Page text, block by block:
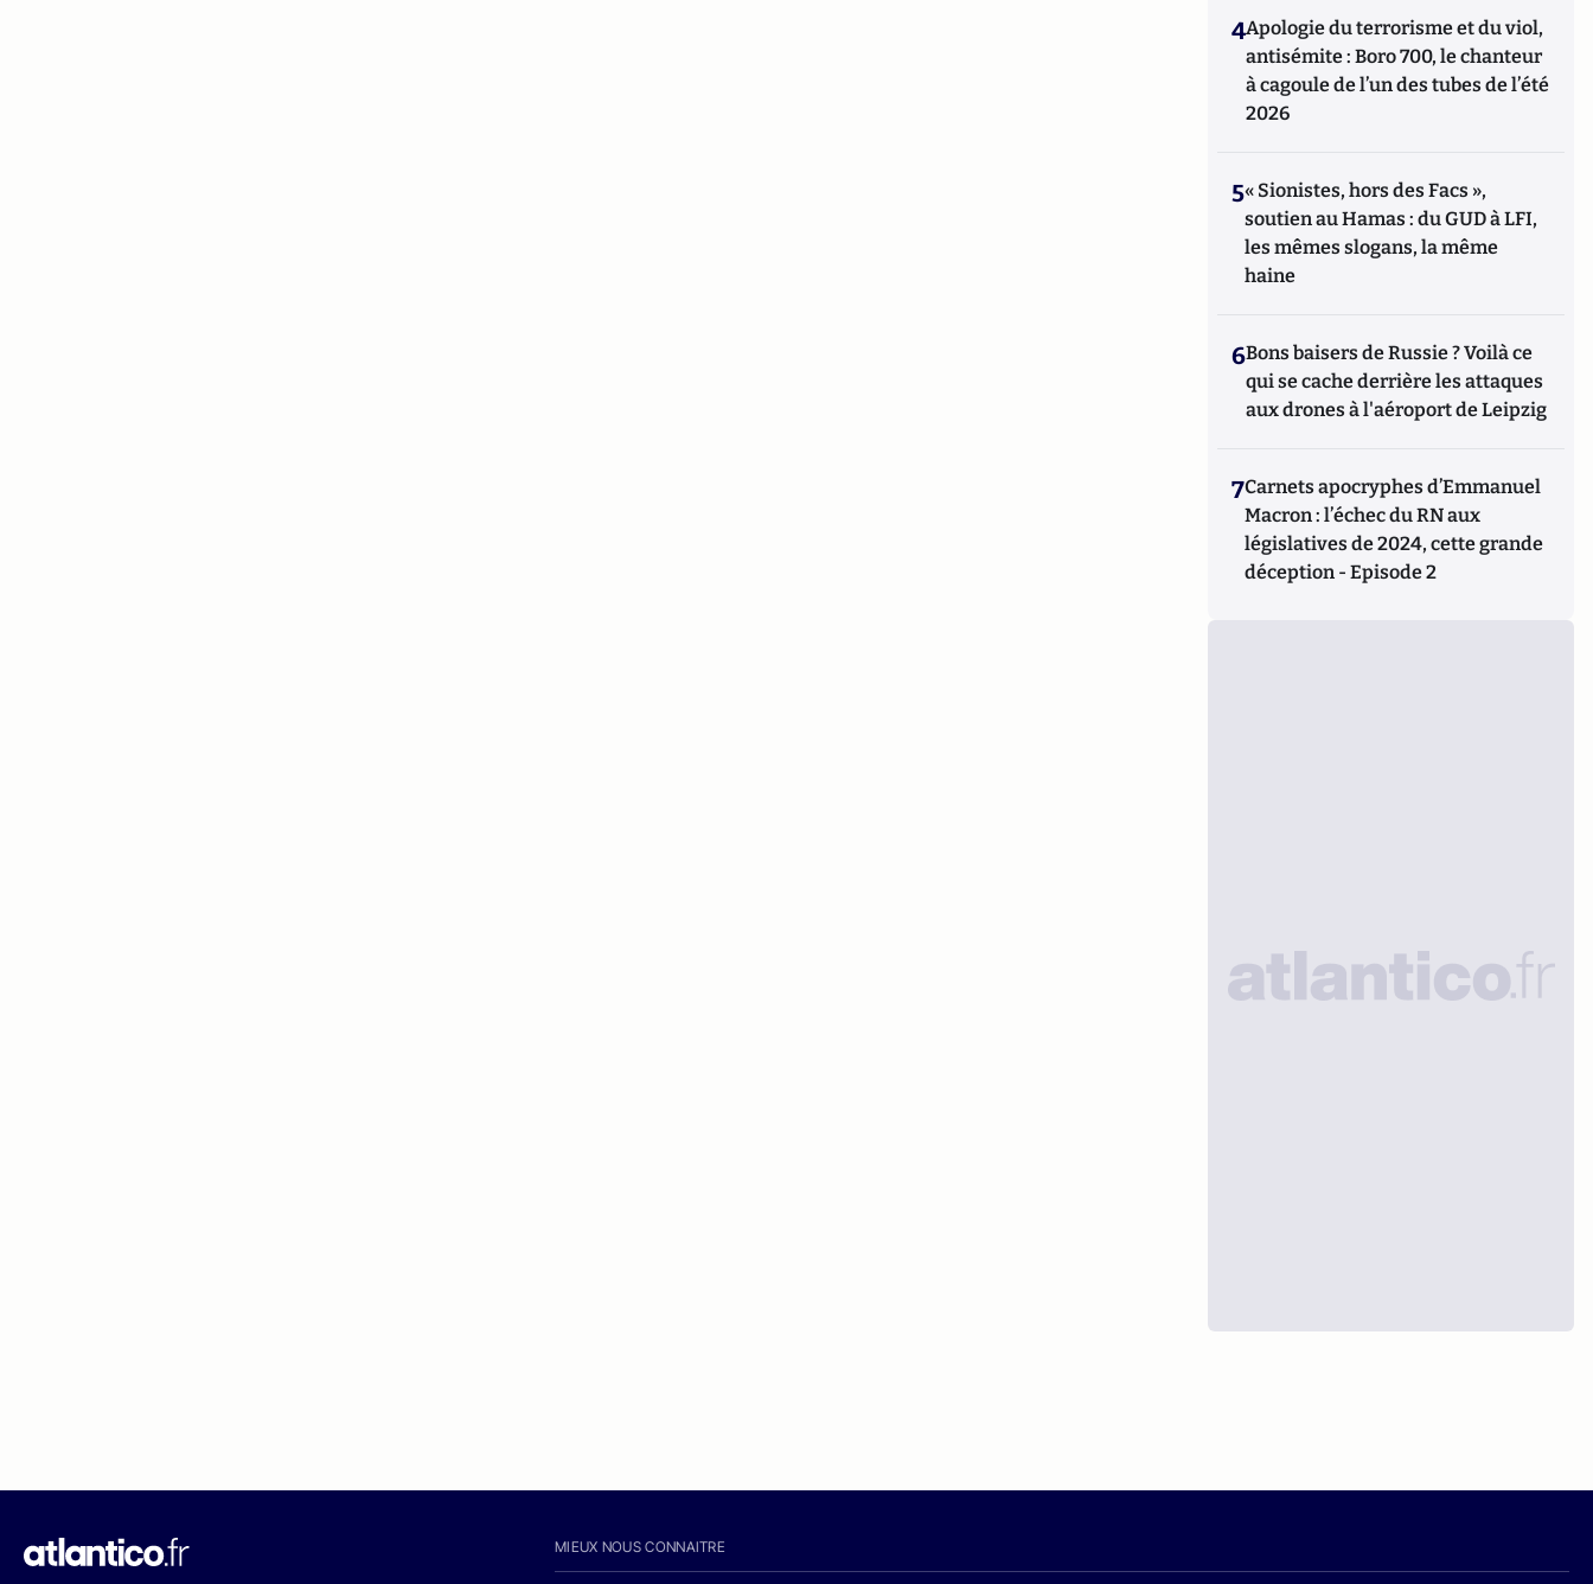
4Apologie du terrorisme et du viol,
antisémite : Boro 700, le chanteur
à cagoule de l’un des tubes de l’été
2026
5« Sionistes, hors des Facs »,
soutien au Hamas : du GUD à LFI,
les mêmes slogans, la même
haine
6Bons baisers de Russie ? Voilà ce
qui se cache derrière les attaques
aux drones à l'aéroport de Leipzig
7Carnets apocryphes d’Emmanuel
Macron : l’échec du RN aux
législatives de 2024, cette grande
déception - Episode 2
MIEUX NOUS CONNAITRE